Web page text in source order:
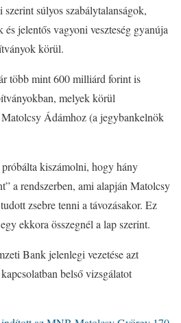
súlyos szabálytalanságok,
és jelentős vagyoni veszteség gyanúja
körül.
több mint 600 milliárd forint is
melyek körül
Ádámhoz (a jegybankelnök
kiszámolni, hogy hány
a rendszerben, ami alapján Matolcsy
zsebre tenni a távozásakor. Ez
ekkora összegnél a lap szerint.
Bank jelenlegi vezetése azt
belső vizsgálatot